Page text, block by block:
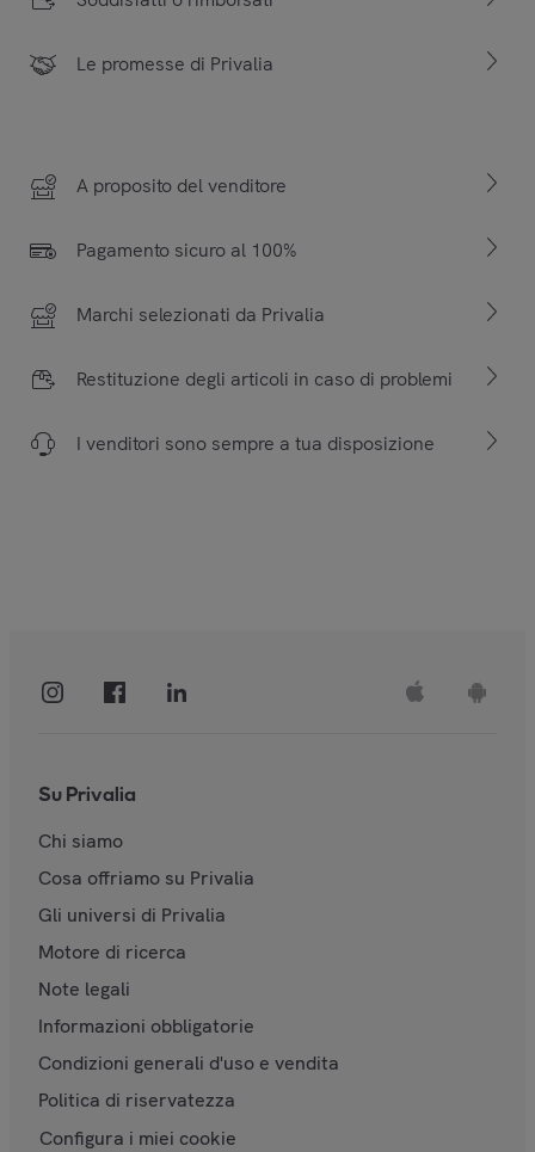
Le promesse di Privalia
A proposito del venditore
Pagamento sicuro al 100%
Marchi selezionati da Privalia
Restituzione degli articoli in caso di problemi
I venditori sono sempre a tua disposizione
Su Privalia
Chi siamo
Cosa offriamo su Privalia
Gli universi di Privalia
Motore di ricerca
Note legali
Informazioni obbligatorie
Condizioni generali d'uso e vendita
Politica di riservatezza
Configura i miei cookie